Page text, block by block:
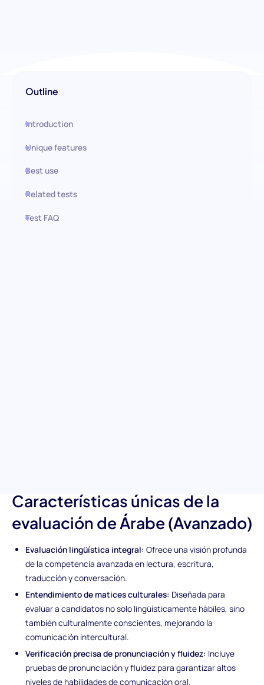
Outline
Introduction
Unique features
Best use
Related tests
Test FAQ
Características únicas de la
evaluación de Árabe (Avanzado)
Evaluación lingüística integral: Ofrece una visión profunda
de la competencia avanzada en lectura, escritura,
traducción y conversación.
Entendimiento de matices culturales: Diseñada para
evaluar a candidatos no solo lingüísticamente hábiles, sino
también culturalmente conscientes, mejorando la
comunicación intercultural.
Verificación precisa de pronunciación y fluidez: Incluye
pruebas de pronunciación y fluidez para garantizar altos
niveles de habilidades de comunicación oral.